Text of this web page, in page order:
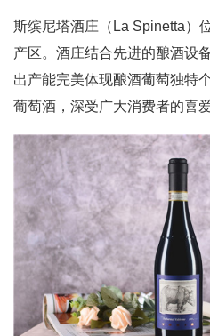
斯缤尼塔酒庄（La Spinetta）
产区。酒庄结合先进的酿酒设
出产能完美体现酿酒葡萄独特
葡萄酒，深受广大消费者的喜爱